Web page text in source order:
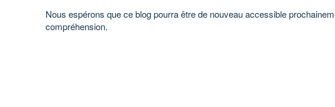
Nous espérons que ce blog pourra être de nouveau accessible
compréhension.